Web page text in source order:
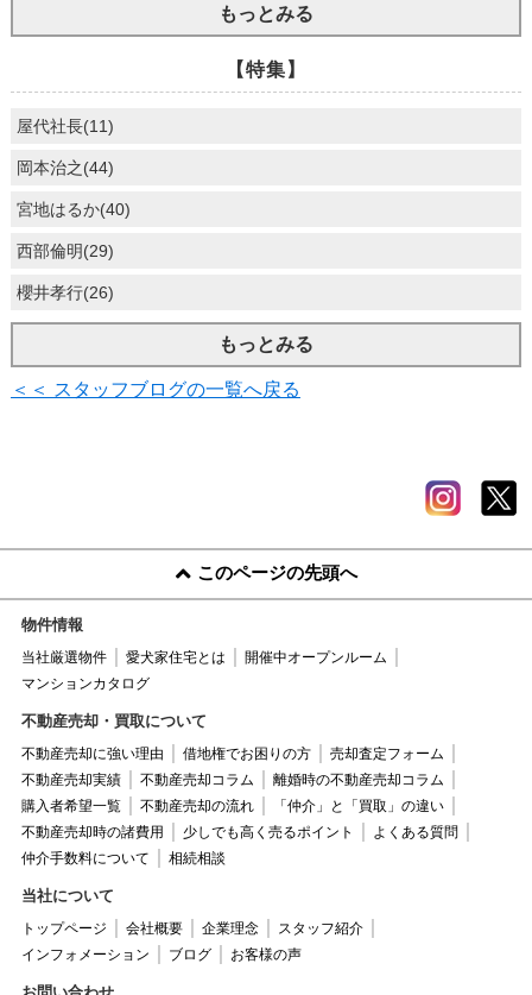
もっとみる
【特集】
屋代社長(11)
岡本治之(44)
宮地はるか(40)
西部倫明(29)
櫻井孝行(26)
もっとみる
＜＜ スタッフブログの一覧へ戻る
このページの先頭へ
物件情報
当社厳選物件 愛犬家住宅とは
開催中オープンルーム
マンションカタログ
不動産売却・買取について
不動産売却に強い理由 借地権でお困りの方
売却査定フォーム
不動産売却実績
不動産売却コラム
離婚時の不動産売却コラム
購入者希望一覧
不動産売却の流れ
「仲介」と「買取」の違い
不動産売却時の諸費用
少しでも高く売るポイント
よくある質問
仲介手数料について
相続相談
当社について
トップページ 会社概要 企業理念
スタッフ紹介
インフォメーション
ブログ お客様の声